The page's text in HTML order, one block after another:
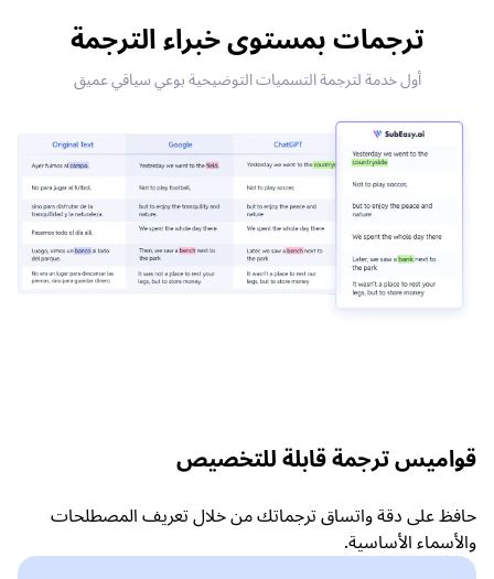
ترجمات بمستوى خبراء الترجمة
أول خدمة لترجمة التسميات التوضيحية بوعي سياقي عميق
قواميس ترجمة قابلة للتخصيص
حافظ على دقة واتساق ترجماتك من خلال تعريف المصطلحات
والأسماء الأساسية.